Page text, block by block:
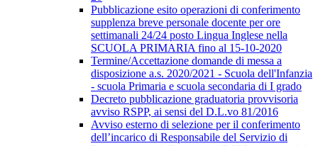
Pubblicazione esito operazioni di conferimento
supplenza breve personale docente per ore
settimanali 24/24 posto Lingua Inglese nella
SCUOLA PRIMARIA fino al 15-10-2020
Termine/Accettazione domande di messa a
disposizione a.s. 2020/2021 - Scuola dell'Infanzia
- scuola Primaria e scuola secondaria di I grado
Decreto pubblicazione graduatoria provvisoria
avviso RSPP, ai sensi del D.L.vo 81/2016
Avviso esterno di selezione per il conferimento
dell’incarico di Responsabile del Servizio di